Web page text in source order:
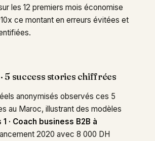
les 12 premiers mois économise
ce montant en erreurs évitées et
5 success stories chiffrées
anonymisés observés ces 5
au Maroc, illustrant des modèles
1 · Coach business B2B à
2020 avec 8 000 DH